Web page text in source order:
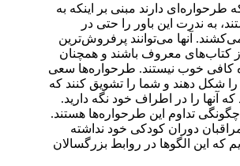
طرحواره‌ای دارند مبنی بر اینکه به
به ندرت این باور را حتی در
آنها می‌توانند پرفروش‌ترین
کتاب‌های معروف باشند و همچنان
کافی خوب نیستند. طرحواره‌ها سعی
شکل دهند و شما را تشویق کنند که
آنها را در اطراف خود نگه دارید.
تداوم این طرحواره‌ها هستند.
دوران کودکی خود نداشته
که این الگوها در روابط بزرگسالان